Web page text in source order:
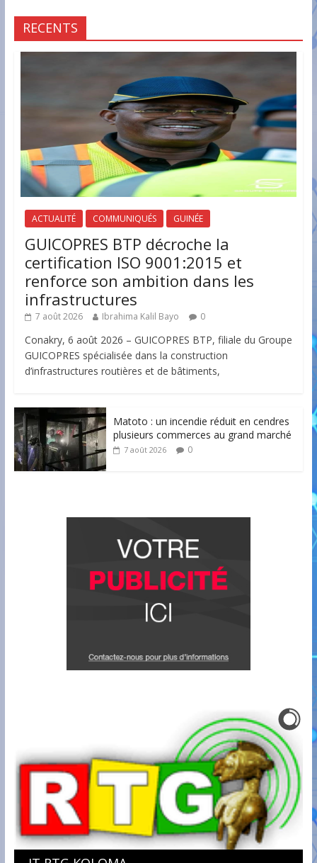
RECENTS
ACTUALITÉ COMMUNIQUÉS GUINÉE
GUICOPRES BTP décroche la
certification ISO 9001:2015 et
renforce son ambition dans les
infrastructures
7 août 2026 Ibrahima Kalil Bayo 0
Conakry, 6 août 2026 – GUICOPRES BTP, filiale du Groupe
GUICOPRES spécialisée dans la construction
d’infrastructures routières et de bâtiments,
Matoto : un incendie réduit en cendres
plusieurs commerces au grand marché
7 août 2026 0